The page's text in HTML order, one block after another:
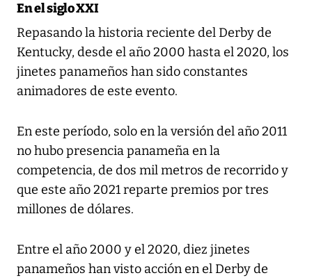
En el siglo XXI
Repasando la historia reciente del Derby de
Kentucky, desde el año 2000 hasta el 2020, los
jinetes panameños han sido constantes
animadores de este evento.
En este período, solo en la versión del año 2011
no hubo presencia panameña en la
competencia, de dos mil metros de recorrido y
que este año 2021 reparte premios por tres
millones de dólares.
Entre el año 2000 y el 2020, diez jinetes
panameños han visto acción en el Derby de